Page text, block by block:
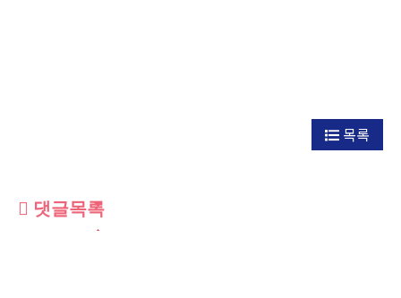
목록
댓글목록